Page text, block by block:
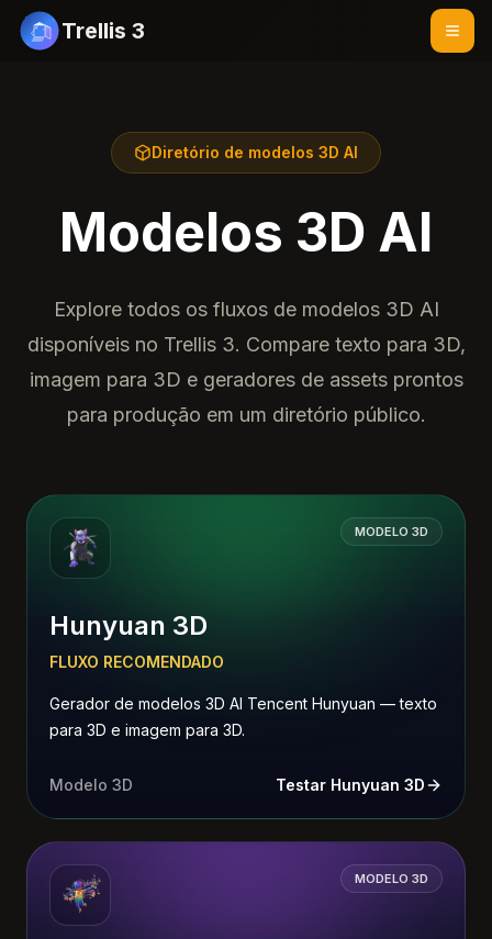
Trellis 3
Diretório de modelos 3D AI
Modelos 3D AI
Explore todos os fluxos de modelos 3D AI
disponíveis no Trellis 3. Compare texto para 3D,
imagem para 3D e geradores de assets prontos
para produção em um diretório público.
MODELO 3D
Hunyuan 3D
FLUXO RECOMENDADO
Gerador de modelos 3D AI Tencent Hunyuan — texto
para 3D e imagem para 3D.
Modelo 3D Testar Hunyuan 3D
MODELO 3D